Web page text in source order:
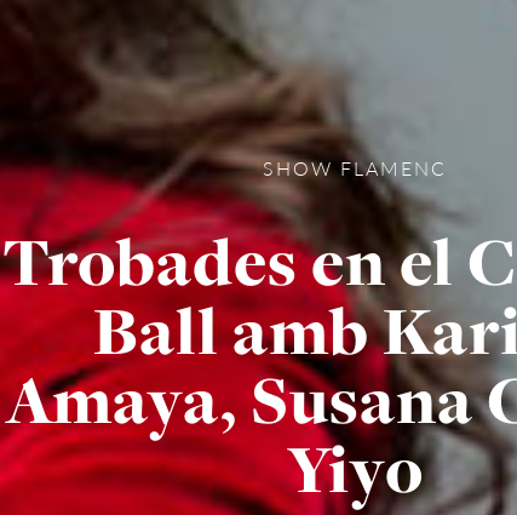
SHOW FLAMENC
Trobades en el
Ball amb
Amaya, Susana
Yiyo